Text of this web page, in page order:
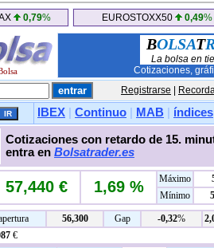
0,79% EUROSTOXX50 0,49%
BOLSAT
La bolsa en
Cotizaciones,
Registrarse
IBEX Continuo MAB índices
Cotizaciones con retardo de 15.
entra en Bolsatrader.es
57,440 € 1,69 % Máximo
Mínimo
56,300 Gap -0,32%
€